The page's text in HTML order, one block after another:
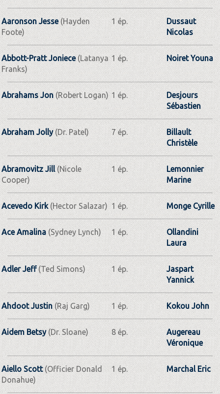
Aaronson Jesse(Hayden
Foote)
1 ép.
Dussaut
Nicolas
Abbott-Pratt Joniece(Latanya
Franks)
1 ép. Noiret Youna
Abrahams Jon (Robert Logan) 1 ép.
Desjours
Sébastien
Abraham Jolly(Dr. Patel) 7 ép.
Billault
Christèle
Abramovitz Jill(Nicole
Cooper)
1 ép.
Lemonnier
Marine
Acevedo Kirk(Hector Salazar) 1 ép. Monge Cyrille
Ace Amalina(Sydney Lynch) 1 ép.
Ollandini
Laura
Adler Jeff(Ted Simons) 1 ép.
Jaspart
Yannick
Ahdoot Justin(Raj Garg) 1 ép. Kokou John
Aidem Betsy(Dr. Sloane) 8 ép.
Augereau
Véronique
Aiello Scott(Officier Donald
Donahue)
1 ép. Marchal Eric